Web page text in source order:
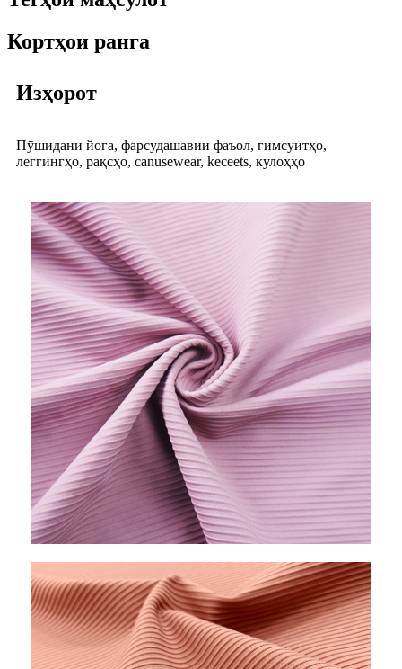
Кортҳои ранга
Изҳорот
Пӯшидани йога, фарсудашавии фаъол, гимсуитҳо,
леггингҳо, рақсҳо, canusewear, keceets, кулоҳҳо